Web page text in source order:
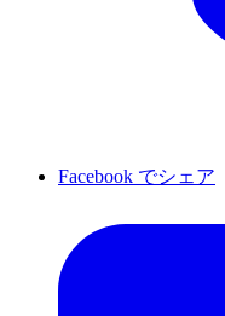
Facebook でシェア